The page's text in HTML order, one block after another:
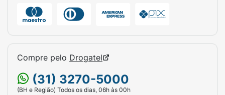
Compre pelo Drogatel
(31) 3270-5000
(BH e Região) Todos os dias, 06h às 00h